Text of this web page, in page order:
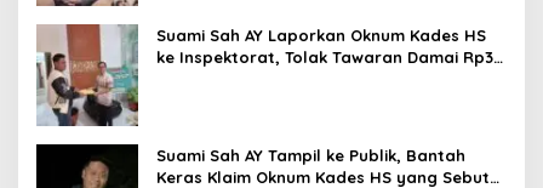
Suami Sah AY Laporkan Oknum Kades HS
ke Inspektorat, Tolak Tawaran Damai Rp3
Suami Sah AY Tampil ke Publik, Bantah
Keras Klaim Oknum Kades HS yang Sebut